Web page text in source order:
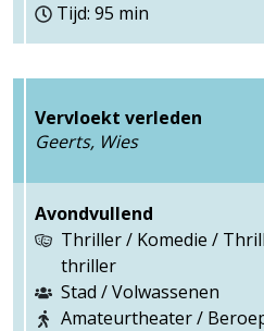
Tijd: 95 min
Vervloekt verleden
Geerts, Wies
Avondvullend
Thriller / Komedie /
thriller
Stad / Volwassenen
Amateurtheater /